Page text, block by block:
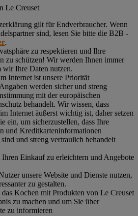
Le Creuset
gilt für Endverbraucher. Wenn
sind, lesen Sie bitte die B2B -
.
zu respektieren und Ihre
zu schützen! Wir werden Ihnen immer
Ihre Daten nutzen.
Internet ist unsere Priorität
werden sicher und streng
mit der europäischen
behandelt. Wir wissen, dass
Internet äußerst wichtig ist, daher setzen
ein, um sicherzustellen, dass Ihre
und Kreditkarteninformationen
und streng vertraulich behandelt
Einkauf zu erleichtern und Angebote
unsere Website und Dienste nutzen,
zu gestalten.
Kochen mit Produkten von Le Creuset
zu machen und um Sie über
zu informieren